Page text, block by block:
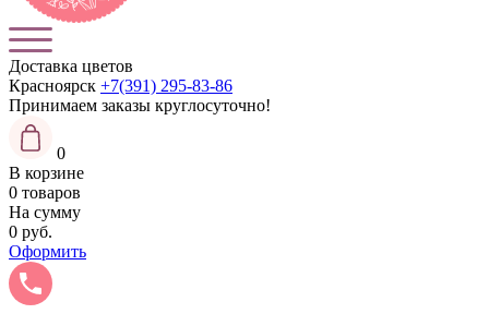
Доставка цветов
Красноярск +7(391) 295-83-86
Принимаем заказы круглосуточно!
0
В корзине
0 товаров
На сумму
0 руб.
Оформить